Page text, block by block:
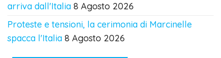
arriva dall'Italia 8 Agosto 2026
Proteste e tensioni, la cerimonia di Marcinelle
spacca l'Italia 8 Agosto 2026